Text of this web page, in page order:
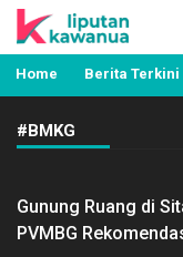
Liputan Kawanua
Berita Manado,
Pemerintahan,
Home Berita Terkini
#BMKG
Gunung Ruang di
PVMBG